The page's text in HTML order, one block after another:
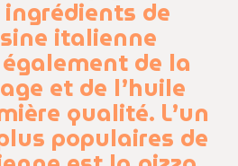
ingrédients de
italienne
de la
et de l’huile
qualité. L’un
populaires de